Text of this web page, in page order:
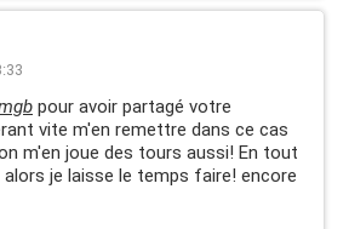
pour avoir partagé votre
vite m'en remettre dans ce cas
m'en joue des tours aussi! En tout
je laisse le temps faire! encore